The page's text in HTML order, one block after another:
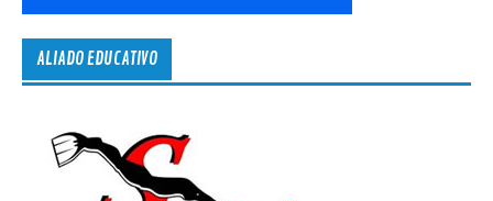
ALIADO EDUCATIVO